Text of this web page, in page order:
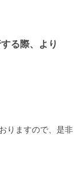
る際、より
りますので、是非